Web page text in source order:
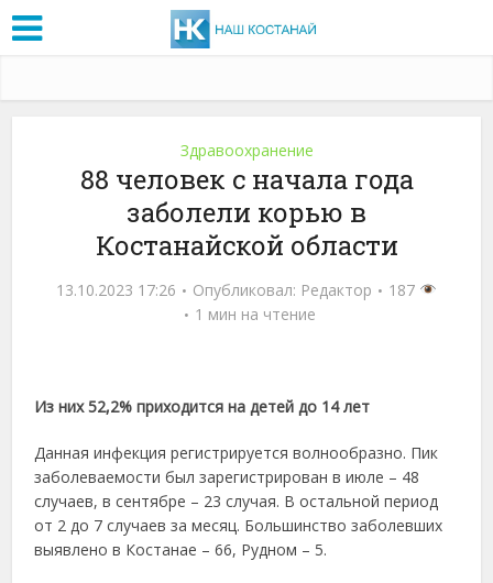
Здравоохранение
88 человек с начала года
заболели корью в
Костанайской области
13.10.2023 17:26 Опубликовал: Редактор
187
1 мин на чтение
Из них 52,2% приходится на детей до 14 лет
Данная инфекция регистрируется волнообразно. Пик
заболеваемости был зарегистрирован в июле – 48
случаев, в сентябре – 23 случая. В остальной период
от 2 до 7 случаев за месяц. Большинство заболевших
выявлено в Костанае – 66, Рудном – 5.